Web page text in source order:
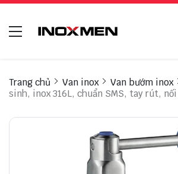
Trang chủ Van inox Van bướm inox
sinh, inox 316L, chuẩn SMS, tay rút,